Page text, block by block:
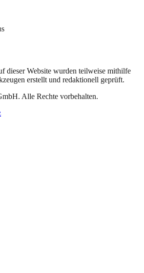
dieser Website wurden teilweise mithilfe
erstellt und redaktionell geprüft.
Alle Rechte vorbehalten.